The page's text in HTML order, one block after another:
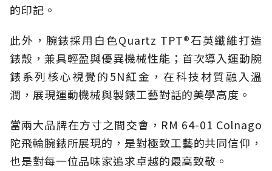
的印記。
此外，腕錶採用白色Quartz TPT®石英纖維打造
錶殼，兼具輕盈與優異機械性能；首次導入運動腕
錶系列核心視覺的5N紅金，在科技材質融入溫
潤，展現運動機械與製錶工藝對話的美學高度。
當兩大品牌在方寸之間交會，RM 64-01 Colnago
陀飛輪腕錶所展現的，是對極致工藝的共同信仰，
也是對每一位品味家追求卓越的最高致敬。